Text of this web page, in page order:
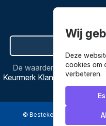
Hier de
De waardering van
Keurmerk Klantbeoordelingen
© Bestekenpannen.nl 2026
Wij
Deze
cookies om
verbeteren.